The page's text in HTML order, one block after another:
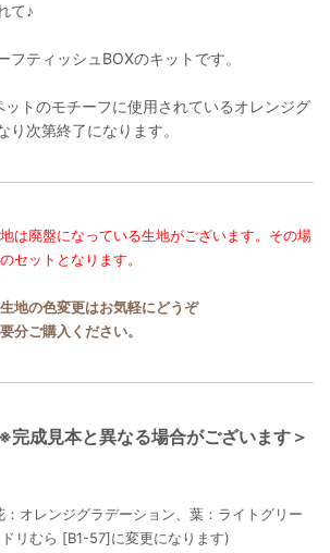
て♪
フティッシュBOXのキットです。
トのモチーフに使用されているオレンジグ
り次第終了になります。
は廃盤になっている生地がございます。その場
セットとなります。
地の色変更はお気軽にどうぞ
分ご購入ください。
成見本と異なる場合がございます＞
オレンジグラデーション、葉：ライトグリー
むら [B1-57]に変更になります)